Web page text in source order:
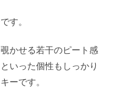
す。
かせる若干のピート感
いった個性もしっかり
ーです。